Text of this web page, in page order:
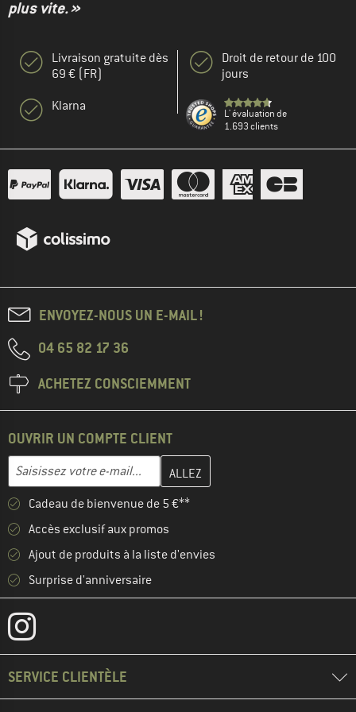
plus vite. »
Livraison gratuite dès
69 € (FR)
Klarna
Droit de retour de 100
jours
L' évaluation de
1.693 clients
ENVOYEZ-NOUS UN E-MAIL !
04 65 82 17 36
ACHETEZ CONSCIEMMENT
OUVRIR UN COMPTE CLIENT
Adresse e-mail
Entrez votre adresse e-mail ici et créez votre compte client à la
Cadeau de bienvenue de 5 €**
Accès exclusif aux promos
Ajout de produits à la liste d'envies
Surprise d'anniversaire
SERVICE CLIENTÈLE